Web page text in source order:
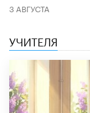
3 АВГУСТА
УЧИТЕЛЯ